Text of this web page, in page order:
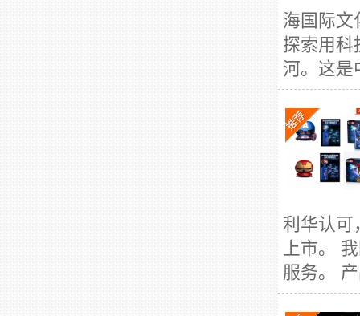
海国际
探索用科
河。这是
利华认可
上市。
服务。